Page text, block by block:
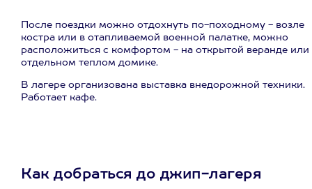
После поездки можно отдохнуть по-походному - возле
костра или в отапливаемой военной палатке, можно
расположиться с комфортом - на открытой веранде или
отдельном теплом домике.
В лагере организована выставка внедорожной техники.
Работает кафе.
Как добраться до джип-лагеря